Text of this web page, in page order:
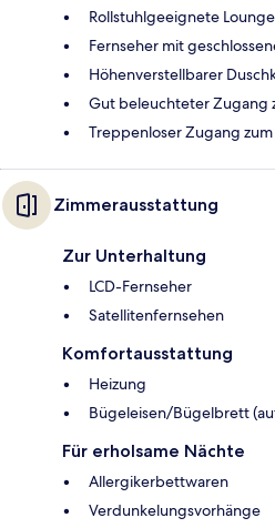
Rollstuhlgeeignete Lounge
Fernseher mit
Höhenverstellbarer
Gut beleuchteter Zugang
Treppenloser Zugang
Zimmerausstattung
Zur Unterhaltung
LCD-Fernseher
Satellitenfernsehen
Komfortausstattung
Heizung
Bügeleisen/Bügelbrett
Für erholsame Nächte
Allergikerbettwaren
Verdunkelungsvorhänge